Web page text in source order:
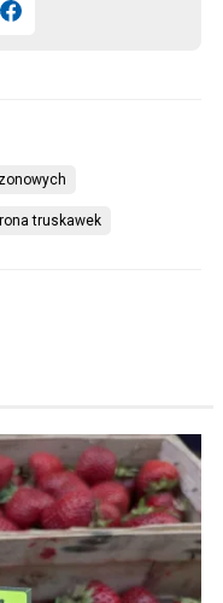
truskawek